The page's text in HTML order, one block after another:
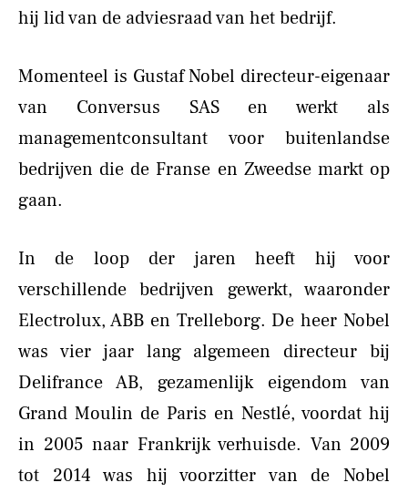
hij lid van de adviesraad van het bedrijf.
Momenteel is Gustaf Nobel directeur-eigenaar
van Conversus SAS en werkt als
managementconsultant voor buitenlandse
bedrijven die de Franse en Zweedse markt op
gaan.
In de loop der jaren heeft hij voor
verschillende bedrijven gewerkt, waaronder
Electrolux, ABB en Trelleborg. De heer Nobel
was vier jaar lang algemeen directeur bij
Delifrance AB, gezamenlijk eigendom van
Grand Moulin de Paris en Nestlé, voordat hij
in 2005 naar Frankrijk verhuisde. Van 2009
tot 2014 was hij voorzitter van de Nobel